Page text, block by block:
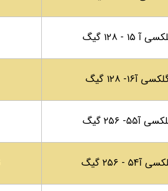
- ۱۲۸ گیگ
۱۲۸ گیگ
۲۵۶ گیگ
- ۲۵۶ گیگ